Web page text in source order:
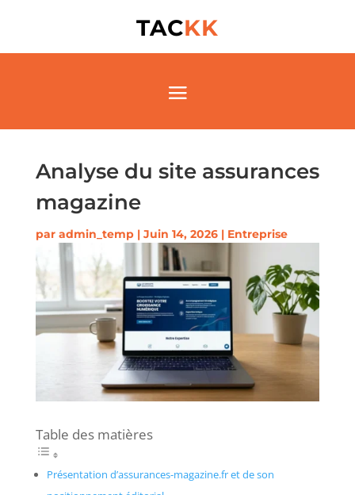
TACKK
Analyse du site assurances
magazine
par admin_temp| Juin 14, 2026| Entreprise
Table des matières
Présentation d’assurances-magazine.fr et de son